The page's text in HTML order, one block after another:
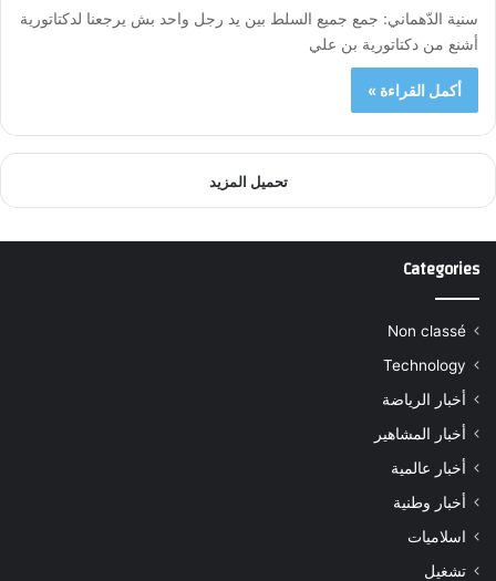
سنية الدّهماني: جمع جميع السلط بين يد رجل واحد بش يرجعنا لدكتاتورية
أشنع من دكتاتورية بن علي
أكمل القراءة »
تحميل المزيد
Categories
Non classé
Technology
أخبار الرياضة
أخبار المشاهير
أخبار عالمية
أخبار وطنية
اسلاميات
تشغيل